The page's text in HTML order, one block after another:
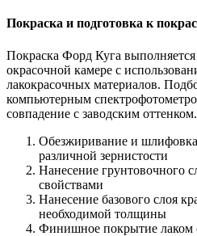
Покраска и подготовка к
Покраска Форд Куга
окрасочной камере с
лакокрасочных материалов.
компьютерным
совпадение с заводским
Обезжиривание и
различной зернистости
Нанесение грунтовочного
свойствами
Нанесение базового слоя
необходимой толщины
Финишное покрытие лаком